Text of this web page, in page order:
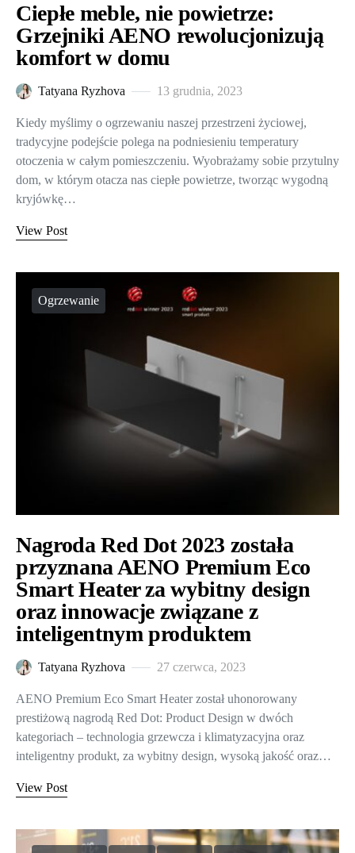
Ciepłe meble, nie powietrze:
Grzejniki AENO rewolucjonizują
komfort w domu
Tatyana Ryzhova 13 grudnia, 2023
Kiedy myślimy o ogrzewaniu naszej przestrzeni życiowej,
tradycyjne podejście polega na podniesieniu temperatury
otoczenia w całym pomieszczeniu. Wyobrażamy sobie przytulny
dom, w którym otacza nas ciepłe powietrze, tworząc wygodną
kryjówkę…
View Post
Ogrzewanie
Nagroda Red Dot 2023 została
przyznana AENO Premium Eco
Smart Heater za wybitny design
oraz innowacje związane z
inteligentnym produktem
Tatyana Ryzhova 27 czerwca, 2023
AENO Premium Eco Smart Heater został uhonorowany
prestiżową nagrodą Red Dot: Product Design w dwóch
kategoriach – technologia grzewcza i klimatyzacyjna oraz
inteligentny produkt, za wybitny design, wysoką jakość oraz…
View Post